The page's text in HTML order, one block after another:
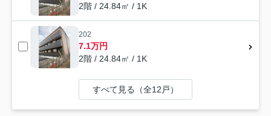
2階 / 24.84㎡ / 1K
202
7.1万円
2階 / 24.84㎡ / 1K
すべて見る（全12戸）